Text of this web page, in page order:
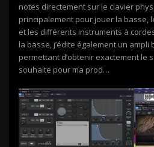
notes directement sur le clavier
principalement pour jouer la basse,
et les différents instruments à
la basse, j’édite également un ampli
permettant d’obtenir exactement le
souhaite pour ma prod…